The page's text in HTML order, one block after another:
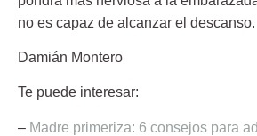
no es capaz de alcanzar el descanso.
Damián Montero
Te puede interesar:
– Madre primeriza: 6 consejos para